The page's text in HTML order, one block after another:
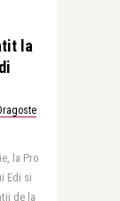
la
la Pro
Edi si
de la